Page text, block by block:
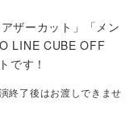
ザーカット」「メン
LINE CUBE OFF
です！
終了後はお渡しできませ